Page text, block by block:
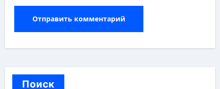
Поиск